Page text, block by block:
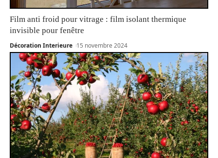
Film anti froid pour vitrage : film isolant thermique
invisible pour fenêtre
Décoration Interieure 15 novembre 2024